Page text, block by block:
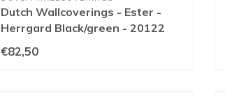
Dutch Wallcoverings - Ester -
Herrgard Black/green - 20122
€82,50